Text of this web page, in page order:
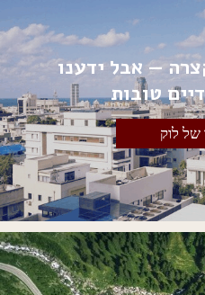
— אבל ידענו
טובות
של לוק